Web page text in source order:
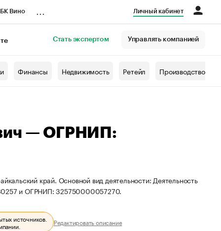
Вино Личный кабинет
Стать экспертом Управлять компанией
Финансы Недвижимость Ретейл Производство
— ОГРНИП:
край. Основной вид деятельности: Деятельность
и ОГРНИП: 325750000057270.
источников.
Редактировать описание